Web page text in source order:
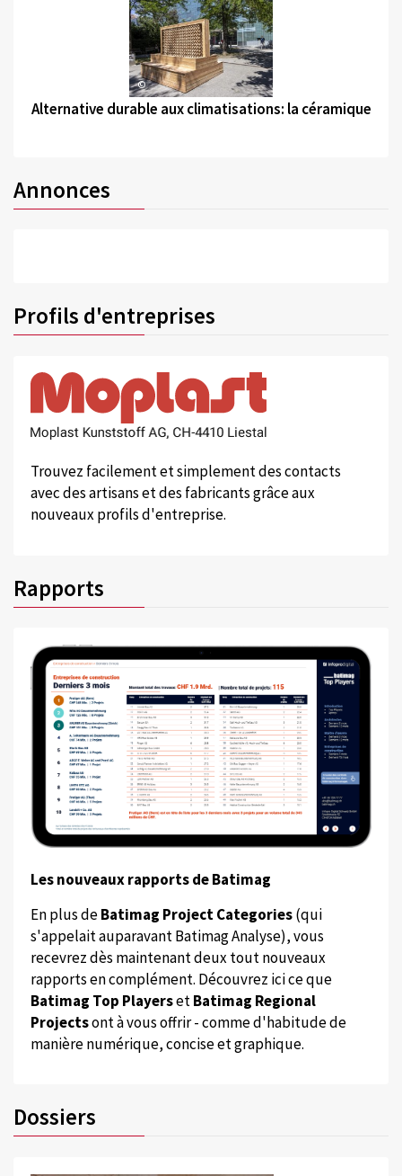
©
Alternative durable aux climatisations: la céramique
Annonces
Profils d'entreprises
Trouvez facilement et simplement des contacts
avec des artisans et des fabricants grâce aux
nouveaux profils d'entreprise.
Rapports
Les nouveaux rapports de Batimag
En plus deBatimag Project Categories(qui
s'appelait auparavant Batimag Analyse), vous
recevrez dès maintenant deux tout nouveaux
rapports en complément. Découvrez ici ce que
Batimag Top PlayersetBatimag Regional
Projectsont à vous offrir - comme d'habitude de
manière numérique, concise et graphique.
Dossiers